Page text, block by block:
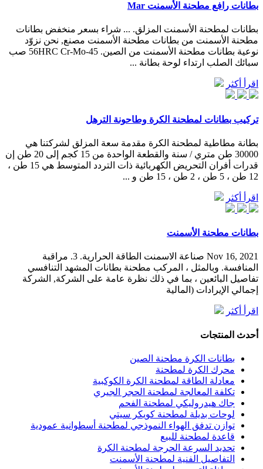
بطانات رافع مطحنة الأسمنت Mar
بطانات لمطحنة الأسمنت المزلق. ... شراء بسعر منخفض بطانات
مطحنة الأسمنت من بطانات مطحنة الأسمنت مصنع, نحن نزوّد
نوعية بطانات مطحنة الأسمنت من الصين. 45-56HRC Cr-Mo صب
سبائك الصلب ارتداء لوحة بطانة ...
اقرأ أكثر
تركيب بطانات لمطحنة الكرة وطاحونة الترهل
بطانة مطاطية لمطحنة الكرة مقدمة سعة المزلق لشركتنا هي
30000 طن متري / سنة والقطعة الواحدة من 15 كجم إلى 20 طن إن
قدرات أفران التحريض الكهربائية ذات التردد المتوسط هي 15 طن ،
12 طن ، 5 طن ، 2 طن ، 15 طن و ...
اقرأ أكثر
بطانات مطحنة الأسمنت
Nov 16, 2021 صناعة الاسمنت الطاقة الحرارية. 3. مراقبة
المنافسة. وبالمثل ، المركب مطحنة بطانات المشهد التنافسي
تفاصيل البائعين ، بما في ذلك نظرة عامة على الشركة, الشركة
إجمالي الإيرادات (المالية
اقرأ أكثر
أحدث المنتجات
بطانات الكرة مطحنة الصين
محرك الكرة لمطحنة
معادلة الطاقة لمطحنة الكرة الكوكبية
تكلفة المعالجة لمطحنة الحجر الجيري
جاك هيدروليكي لمطحنة الفحم
لوحات بديلة لمطحنة كويكر سيتي
توازن تدفق الهواء النموذجي لمطحنة أسطوانية عمودية
قاعدة لمطحنة للبيع
تحديد السرعة الحرجة لمطحنة الكرة
التفاصيل الفنية لمطحنة الأسمنت